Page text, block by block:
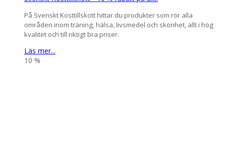
På Svenskt Kosttillskott hittar du produkter som rör alla
områden inom träning, hälsa, livsmedel och skönhet, allt i hög
kvalitet och till riktigt bra priser.
Läs mer...
10 %